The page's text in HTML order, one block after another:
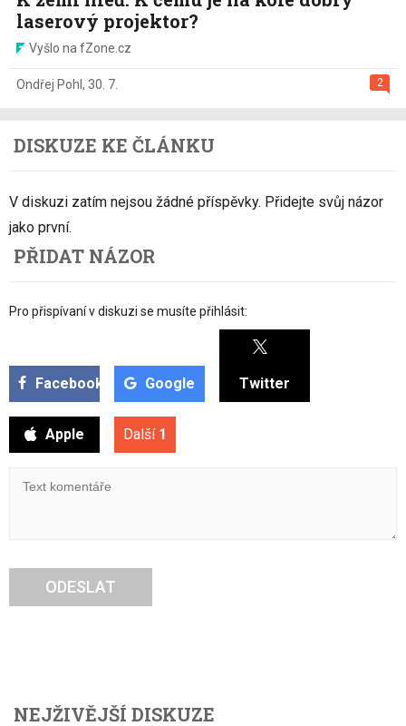
laserový projektor?
Vyšlo na fZone.cz
2
Ondřej Pohl , 30. 7.
DISKUZE KE ČLÁNKU
V diskuzi zatím nejsou žádné příspěvky. Přidejte svůj názor
jako první.
PŘIDAT NÁZOR
Pro přispívaní v diskuzi se musíte přihlásit:
Facebook Google Twitter
Apple Další 1
ODESLAT
NEJŽIVĚJŠÍ DISKUZE